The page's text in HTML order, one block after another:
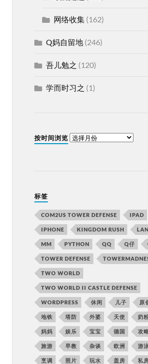
网络收集(162)
Q妈自留地(246)
吾儿勉之 (120)
学而时习之 (1)
按时间浏览
标签
COM2US TOWER DEFENSE IPAD
IPHONE KINGDOM RUSH
MM PYTHON QQ Q仔
TOWER DEFENSE
TWO WORLD
TWO WORLD II CASTLE DEFENSE
WORDPRESS 休闲 儿子 原
地铁 塔防 外婆 天使 奶
妈妈 娱乐 宝宝 德国 攻
旅游 早教 杂谈 欧洲 游泳
烹调 照片 玩水 盖房 私